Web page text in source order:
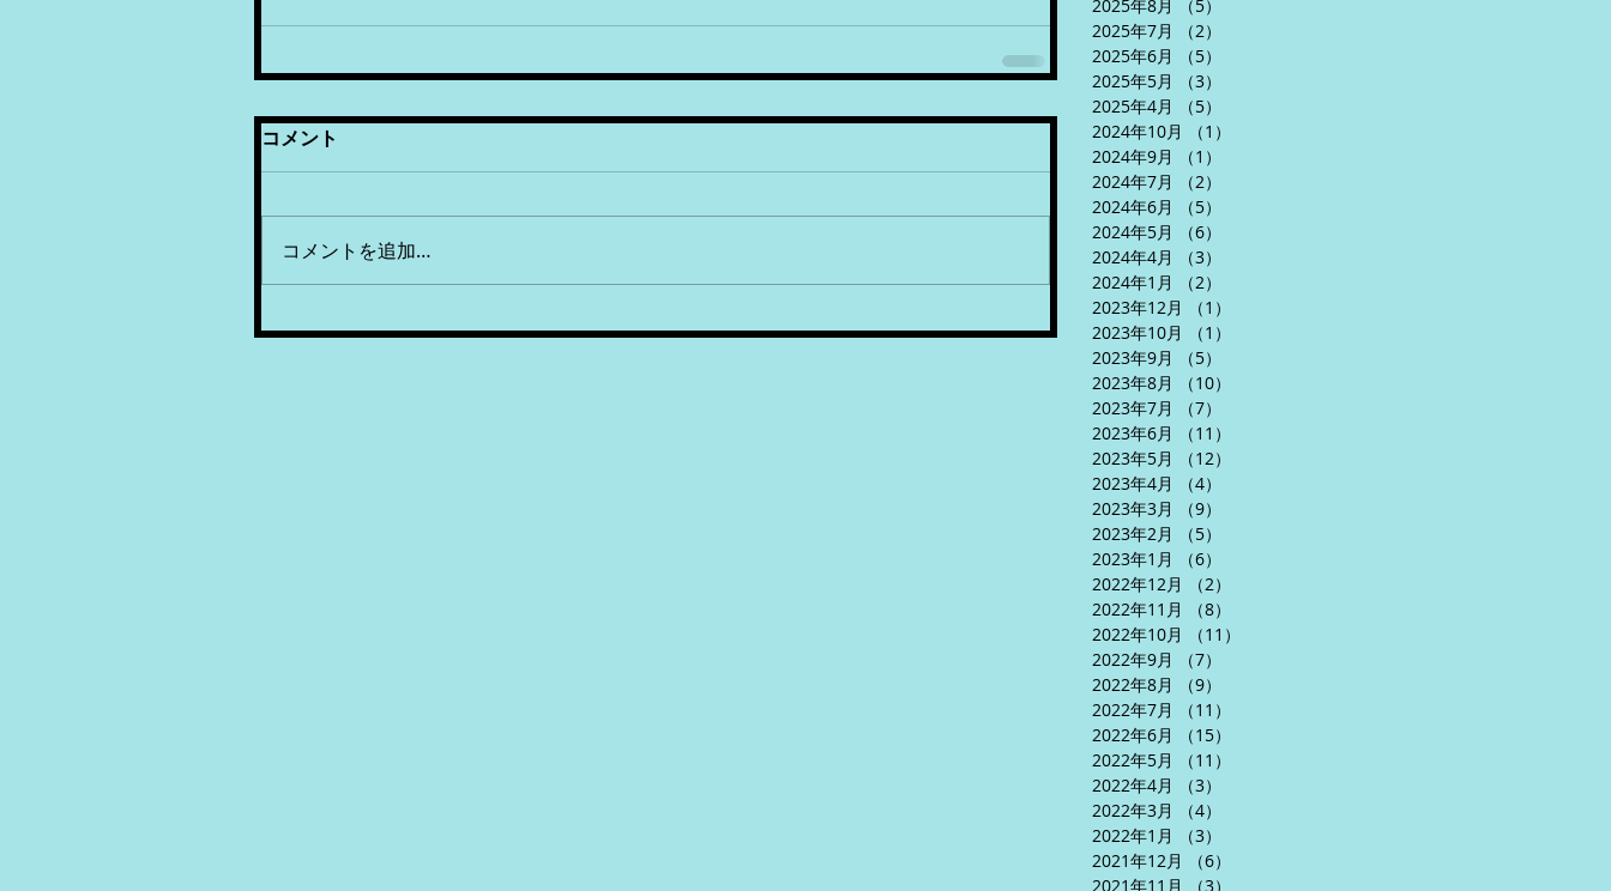
コメント
コメントを追加…
2025年8月
（5）
2025年7月
（2）
2025年6月
（5）
2025年5月
（3）
2025年4月
（5）
2024年10月
（1）
2024年9月
（1）
2024年7月
（2）
2024年6月
（5）
2024年5月
（6）
2024年4月
（3）
2024年1月
（2）
2023年12月
（1）
2023年10月
（1）
2023年9月
（5）
2023年8月
（10）
2023年7月
（7）
2023年6月
（11）
2023年5月
（12）
2023年4月
（4）
2023年3月
（9）
2023年2月
（5）
2023年1月
（6）
2022年12月
（2）
2022年11月
（8）
2022年10月
（11）
2022年9月
（7）
2022年8月
（9）
2022年7月
（11）
2022年6月
（15）
2022年5月
（11）
2022年4月
（3）
2022年3月
（4）
2022年1月
（3）
2021年12月
（6）
2021年11月
（3）